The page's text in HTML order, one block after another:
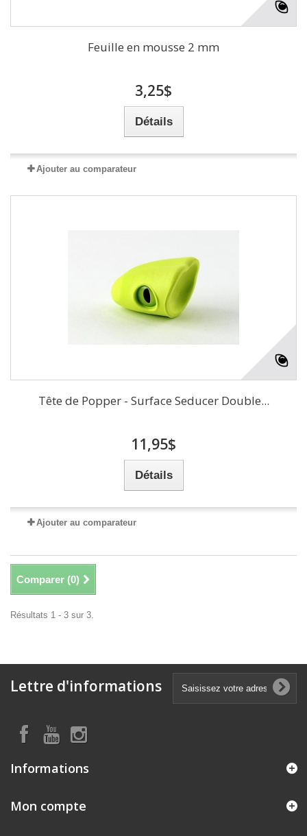
Feuille en mousse 2 mm
3,25$
Détails
Ajouter au comparateur
Tête de Popper - Surface Seducer Double...
11,95$
Détails
Ajouter au comparateur
Comparer (0)
Résultats 1 - 3 sur 3.
Lettre d'informations
Informations
Mon compte